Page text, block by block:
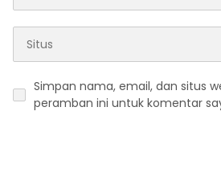
Simpan nama, email, dan situs
peramban ini untuk komentar